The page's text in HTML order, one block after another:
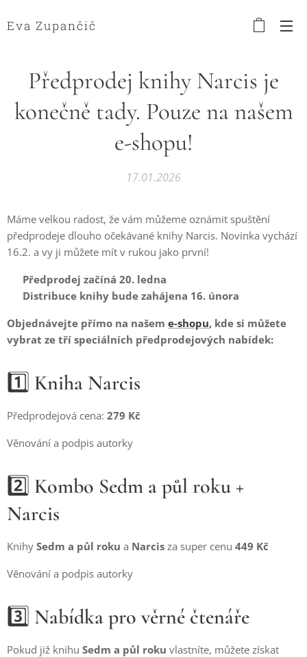
Eva Zupančič
Předprodej knihy Narcis je
konečně tady. Pouze na našem
e-shopu!
17.01.2026
Máme velkou radost, že vám můžeme oznámit spuštění
předprodeje dlouho očekávané knihy Narcis. Novinka vychází
16.2. a vy ji můžete mít v rukou jako první!
Předprodej začíná 20. ledna
Distribuce knihy bude zahájena 16. února
Objednávejte přímo na našem e-shopu, kde si můžete
vybrat ze tří speciálních předprodejových nabídek:
1️⃣ Kniha Narcis
Předprodejová cena: 279 Kč
Věnování a podpis autorky
2️⃣ Kombo Sedm a půl roku +
Narcis
Knihy Sedm a půl roku a Narcis za super cenu 449 Kč
Věnování a podpis autorky
3️⃣ Nabídka pro věrné čtenáře
Pokud již knihu Sedm a půl roku vlastníte, můžete získat